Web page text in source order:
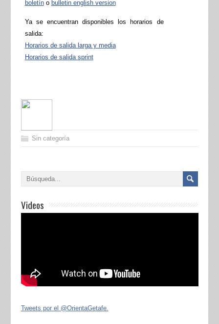
boletíno bulletin english version
Ya se encuentran disponibles los horarios de
salida:
Horarios de salida larga y media
Horarios de salida sprint
Sin categoría
Videos
Tweets por el @OrientaGetafe.